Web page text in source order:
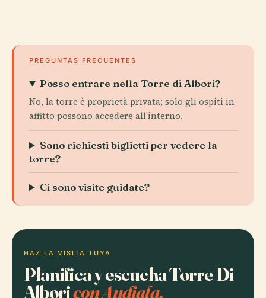
PREGUNTAS FRECUENTES
Posso entrare nella Torre di Albori?
No, la torre è proprietà privata; solo gli ospiti in
affitto possono accedere all'interno.
Sono richiesti biglietti per vedere la
torre?
Ci sono visite guidate?
HAZ LA VISITA TUYA
Planifica y escucha Torre Di
Alboricon Audiala.